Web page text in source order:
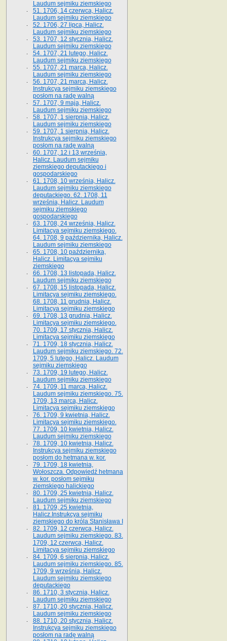
Laudum sejmiku ziemskiego
51. 1706, 14 czerwca, Halicz.
Laudum sejmiku ziemskiego
52. 1706, 27 lipca, Halicz.
Laudum sejmiku ziemskiego
53. 1707, 12 stycznia, Halicz.
Laudum sejmiku ziemskiego
54. 1707, 21 lutego, Halicz.
Laudum sejmiku ziemskiego
55. 1707, 21 marca, Halicz.
Laudum sejmiku ziemskiego
56. 1707, 21 marca, Halicz.
Instrukcya sejmiku ziemskiego
posłom na radę walną
57. 1707, 9 maja, Halicz.
Laudum sejmiku ziemskiego
58. 1707, 1 sierpnia, Halicz.
Laudum sejmiku ziemskiego
59. 1707, 1 sierpnia, Halicz.
Instrukcya sejmiku ziemskiego
posłom na radę walną
60. 1707, 12 i 13 września,
Halicz. Laudum sejmiku
ziemskiego deputackiego i
gospodarskiego
61. 1708, 10 września, Halicz.
Laudum sejmiku ziemskiego
deputackiego. 62. 1708, 11
września, Halicz. Laudum
sejmiku ziemskiego
gospodarskiego
63. 1708, 24 września, Halicz.
Limitacya sejmiku ziemskiego.
64. 1708, 9 października, Halicz.
Laudum sejmiku ziemskiego
65­. 1708, 10 października,
Halicz. Limitacya sejmiku
ziemskiego
66. 1708, 13 listopada, Halicz.
Laudum sejmiku ziemskiego
67. 1708, 15 listopada, Halicz.
Limitacya sejmiku ziemskiego.
68. 1708, 11 grudnia, Halicz.
Limitacya sejmiku ziemskiego
69. 1708, 13 grudnia, Halicz.
Limitacya sejmiku ziemskiego.
70. 1709, 17 stycznia, Halicz.
Limitacya sejmiku ziemskiego
71. 1709, 18 stycznia, Halicz.
Laudum sejmiku ziemskiego. 72.
1709, 5 lutego, Halicz. Laudum
sejmiku ziemskiego
73. 1709, 19 lutego, Halicz.
Laudum sejmiku ziemskiego
74. 1709, 11 marca, Halicz.
Laudum sejmiku ziemskiego. 75.
1709, 13 marca, Halicz.
Limitacya sejmiku ziemskiego
76. 1709, 9 kwietnia, Halicz.
Limitacya sejmiku ziemskiego.
77. 1709, 10 kwietnia, Halicz.
Laudum sejmiku ziemskiego
78. 1709, 10 kwietnia, Halicz.
Instrukcya sejmiku ziemskiego
posłom do hetmana w. kor.
79. 1709, 18 kwietnia,
Wołoszcza. Odpowiedź hetmana
w. kor. posłom sejmiku
ziemskiego halickiego
80. 1709, 25 kwietnia, Halicz.
Laudum sejmiku ziemskiego
81. 1709, 25 kwietnia,
Halicz.Instrukcya sejmiku
ziemskiego do króla Stanisława I
82. 1709, 12 czerwca, Halicz.
Laudum sejmiku ziemskiego. 83.
1709, 12 czerwca, Halicz.
Limitacya sejmiku ziemskiego
84. 1709, 6 sierpnia, Halicz.
Laudum sejmiku ziemskiego. 85.
1709, 9 września, Halicz.
Laudum sejmiku ziemskiego
deputackiego
86. 1710, 3 stycznia, Halicz.
Laudum sejmiku ziemskiego
87. 1710, 20 stycznia, Halicz.
Laudum sejmiku ziemskiego
88. 1710, 20 stycznia, Halicz.
Instrukcya sejmiku ziemskiego
posłom na radę walną